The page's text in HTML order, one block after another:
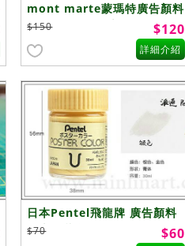
mont marte蒙瑪特廣告顏料
500ml 一般色系
$150 $120
詳細介紹
日本Pentel飛龍牌 廣告顏料
日本原裝金銀色30ml
$70 $60